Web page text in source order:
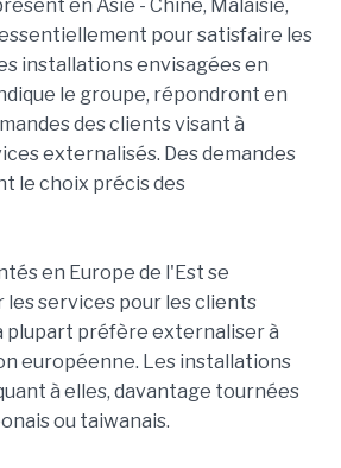
en Asie - Chine, Malaisie,
pour satisfaire les
installations envisagées en
le groupe, répondront en
des clients visant à
externalisés. Des demandes
le choix précis des
en Europe de l'Est se
services pour les clients
plupart préfère externaliser à
européenne. Les installations
à elles, davantage tournées
ou taiwanais.